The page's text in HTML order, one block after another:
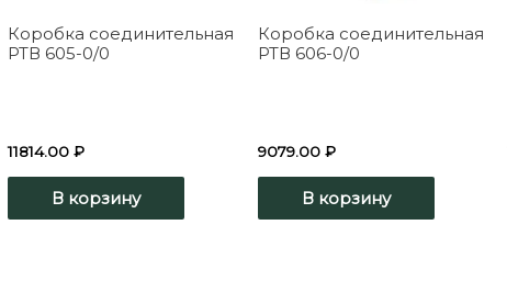
Коробка соединительная
РТВ 605-0/0
11814.00 ₽
В корзину
Коробка соединительная
РТВ 606-0/0
9079.00 ₽
В корзину